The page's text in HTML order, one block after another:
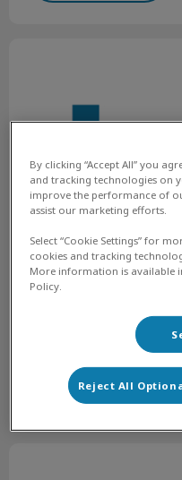
We need a
We need a dogtor!
En savoir plus
By clicking “Accept All” you
and tracking technologies on
improve the performance of
assist our marketing efforts.
Select “Cookie Settings” for
cookies and tracking
More information is available
Policy.
Reject All